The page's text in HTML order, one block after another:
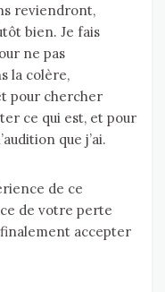
reviendront,
bien. Je fais
ne pas
la colère,
pour chercher
ce qui est, et pour
que j’ai.
de ce
de votre perte
finalement accepter